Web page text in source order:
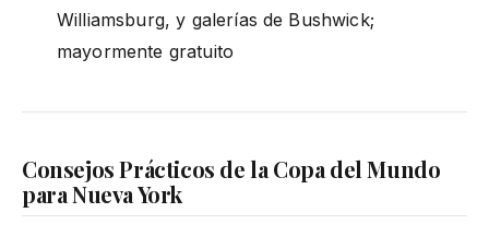
Williamsburg, y galerías de Bushwick;
mayormente gratuito
Consejos Prácticos de la Copa del Mundo
para Nueva York